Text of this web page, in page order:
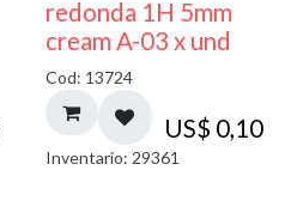
redonda 1H 5mm
cream A-03 x und
Cod: 13724
US$ 0,10
Inventario: 29361